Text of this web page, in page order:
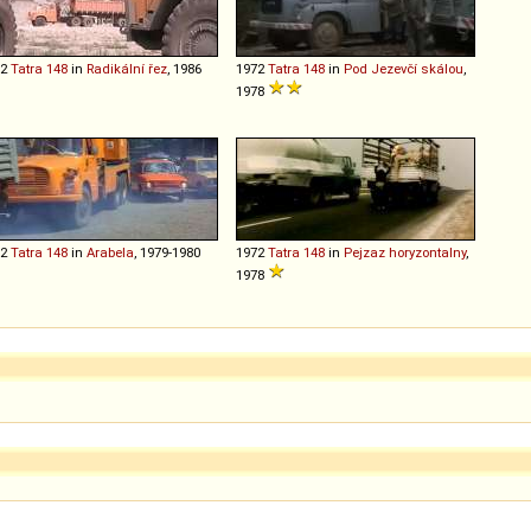
Tatra 148 in Radikální řez , 1986 1972 Tatra 148 in Pod Jezevčí skálou
1978
Tatra 148 in Arabela , 1979-1980 1972 Tatra 148 in Pejzaz horyzontalny,
1978